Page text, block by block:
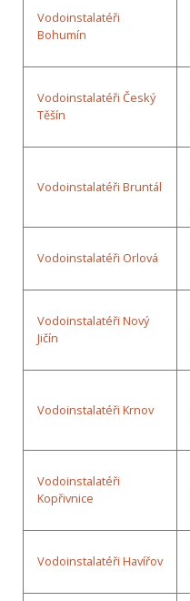
Vodoinstalatéři
Bohumín
Vodoinstalatéři Český
Těšín
Vodoinstalatéři Bruntál
Vodoinstalatéři Orlová
Vodoinstalatéři Nový
Jičín
Vodoinstalatéři Krnov
Vodoinstalatéři
Kopřivnice
Vodoinstalatéři Havířov